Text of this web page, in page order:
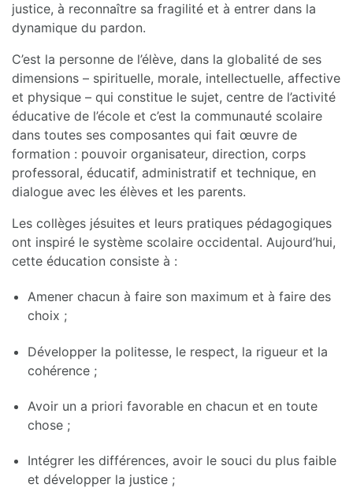
justice, à reconnaître sa fragilité et à entrer dans la
dynamique du pardon.
C’est la personne de l’élève, dans la globalité de ses
dimensions – spirituelle, morale, intellectuelle, affective
et physique – qui constitue le sujet, centre de l’activité
éducative de l’école et c’est la communauté scolaire
dans toutes ses composantes qui fait œuvre de
formation : pouvoir organisateur, direction, corps
professoral, éducatif, administratif et technique, en
dialogue avec les élèves et les parents.
Les collèges jésuites et leurs pratiques pédagogiques
ont inspiré le système scolaire occidental. Aujourd’hui,
cette éducation consiste à :
Amener chacun à faire son maximum et à faire des
choix ;
Développer la politesse, le respect, la rigueur et la
cohérence ;
Avoir un a priori favorable en chacun et en toute
chose ;
Intégrer les différences, avoir le souci du plus faible
et développer la justice ;